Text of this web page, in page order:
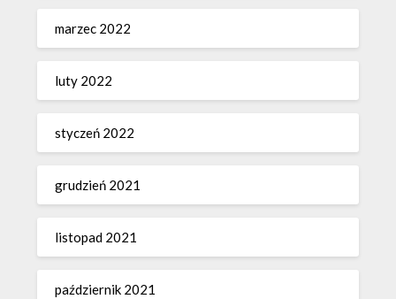
marzec 2022
luty 2022
styczeń 2022
grudzień 2021
listopad 2021
październik 2021